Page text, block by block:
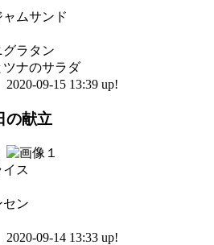
ャムサンド
グラタン
ツナのサラダ
2020-09-15 13:39 up!
の献立
イス
セン
2020-09-14 13:33 up!